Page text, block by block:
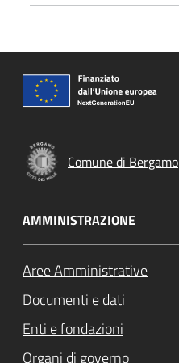
Comune di Bergamo
AMMINISTRAZIONE
Aree Amministrative
Documenti e dati
Enti e fondazioni
Organi di governo